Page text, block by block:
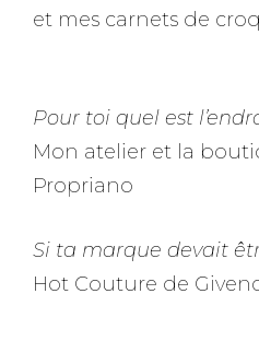
et mes carnets de
Pour toi quel est
Mon atelier et la
Propriano
Si ta marque devait
Hot Couture de